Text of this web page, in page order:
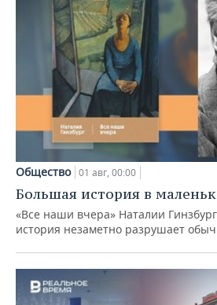
Общество 01 авг, 00:00
Большая история в
«Все наши вчера» Наталии
история незаметно разрушает